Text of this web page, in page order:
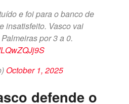
e foi para o banco de
insatisfeito. Vasco vai
por 3 a 0.
October 1, 2025
defende o